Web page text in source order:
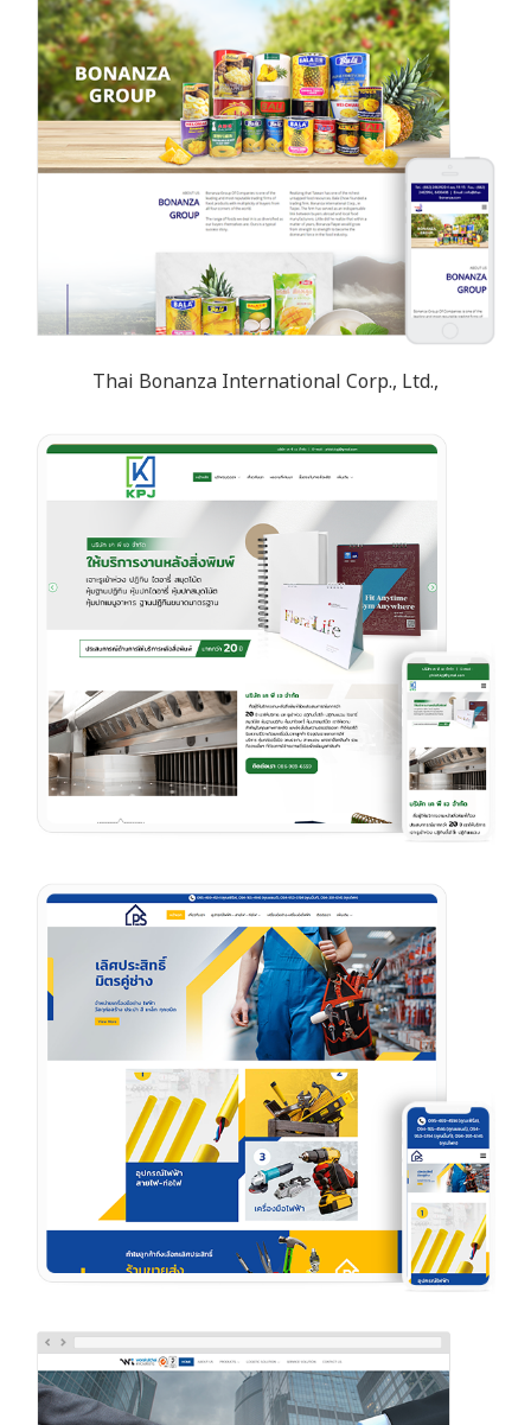
Thai Bonanza International Corp., Ltd.,